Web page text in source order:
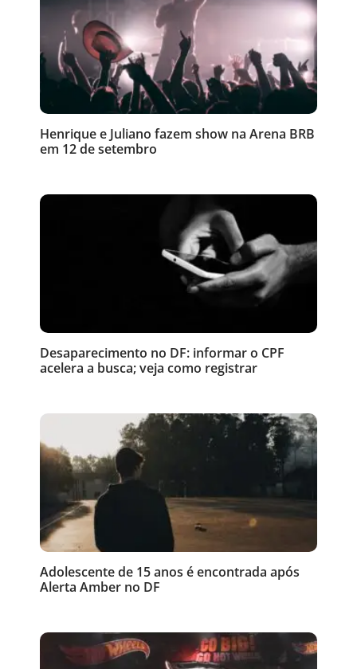
Henrique e Juliano fazem show na Arena BRB
em 12 de setembro
Desaparecimento no DF: informar o CPF
acelera a busca; veja como registrar
Adolescente de 15 anos é encontrada após
Alerta Amber no DF